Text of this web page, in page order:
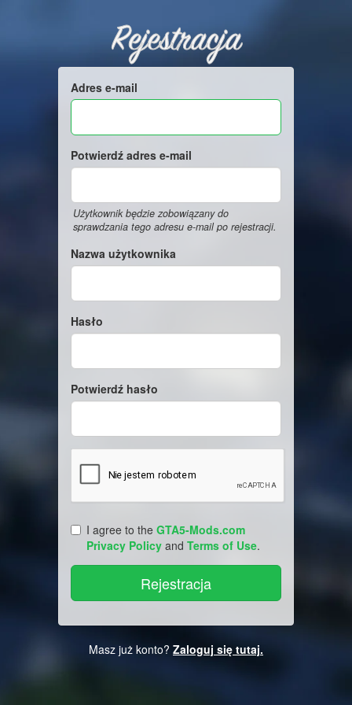
Rejestracja
Adres e-mail
Potwierdź adres e-mail
Użytkownik będzie zobowiązany do
sprawdzania tego adresu e-mail po rejestracji.
Nazwa użytkownika
Hasło
Potwierdź hasło
I agree to the GTA5-Mods.com
Privacy Policy and Terms of Use.
Masz już konto? Zaloguj się tutaj.